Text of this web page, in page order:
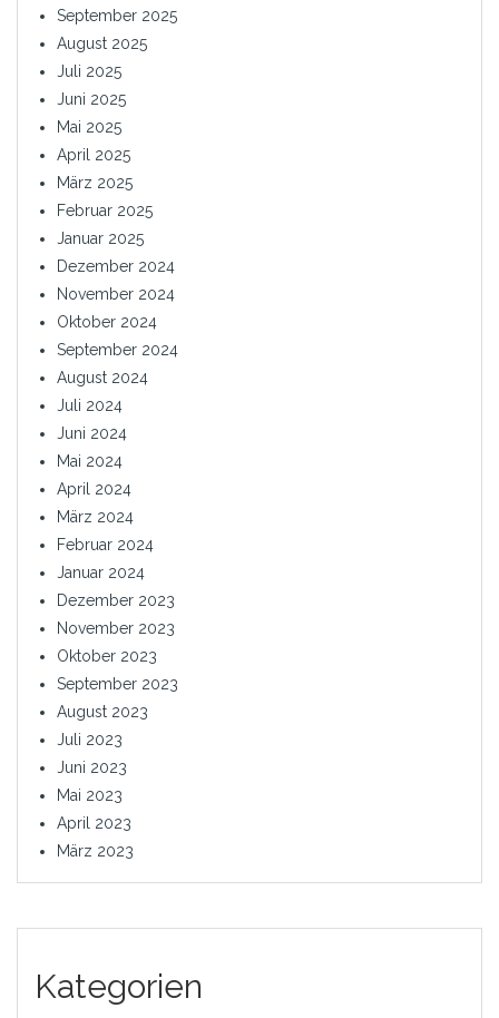
September 2025
August 2025
Juli 2025
Juni 2025
Mai 2025
April 2025
März 2025
Februar 2025
Januar 2025
Dezember 2024
November 2024
Oktober 2024
September 2024
August 2024
Juli 2024
Juni 2024
Mai 2024
April 2024
März 2024
Februar 2024
Januar 2024
Dezember 2023
November 2023
Oktober 2023
September 2023
August 2023
Juli 2023
Juni 2023
Mai 2023
April 2023
März 2023
Kategorien